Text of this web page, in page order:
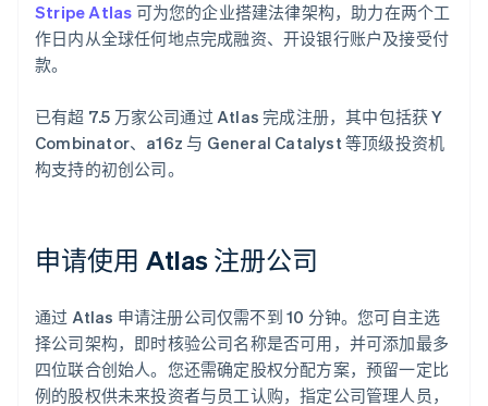
Stripe Atlas 可为您的企业搭建法律架构，助力在两个工
作日内从全球任何地点完成融资、开设银行账户及接受付
款。
已有超 7.5 万家公司通过 Atlas 完成注册，其中包括获 Y
Combinator、a16z 与 General Catalyst 等顶级投资机
构支持的初创公司。
申请使用 Atlas 注册公司
通过 Atlas 申请注册公司仅需不到 10 分钟。您可自主选
择公司架构，即时核验公司名称是否可用，并可添加最多
四位联合创始人。您还需确定股权分配方案，预留一定比
例的股权供未来投资者与员工认购，指定公司管理人员，